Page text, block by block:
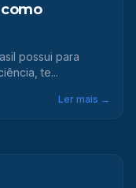
possui para
te...
Ler mais →